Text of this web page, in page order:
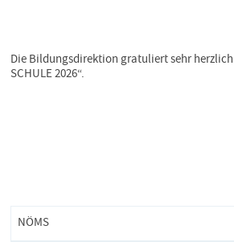
Die Bildungsdirektion gratuliert sehr herzlich
SCHULE 2026“.
NÖMS